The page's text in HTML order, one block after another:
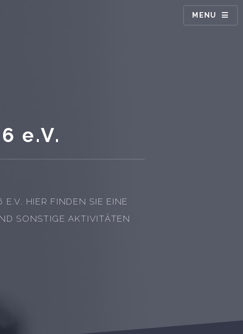
MENU
e.V.
HIER FINDEN SIE EINE
SONSTIGE AKTIVITÄTEN